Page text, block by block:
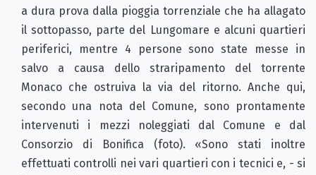
a dura prova dalla pioggia torrenziale che ha allagato
il sottopasso, parte del Lungomare e alcuni quartieri
periferici, mentre 4 persone sono state messe in
salvo a causa dello straripamento del torrente
Monaco che ostruiva la via del ritorno. Anche qui,
secondo una nota del Comune, sono prontamente
intervenuti i mezzi noleggiati dal Comune e dal
Consorzio di Bonifica (foto). «Sono stati inoltre
effettuati controlli nei vari quartieri con i tecnici e, - si